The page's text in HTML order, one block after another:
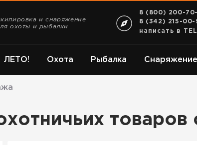
и снаряжение
охоты и рыбалки
8 (800) 200-
8 (342) 215-00-
написать в
ЛЕТО! Охота Рыбалка Снаряжение
товаров